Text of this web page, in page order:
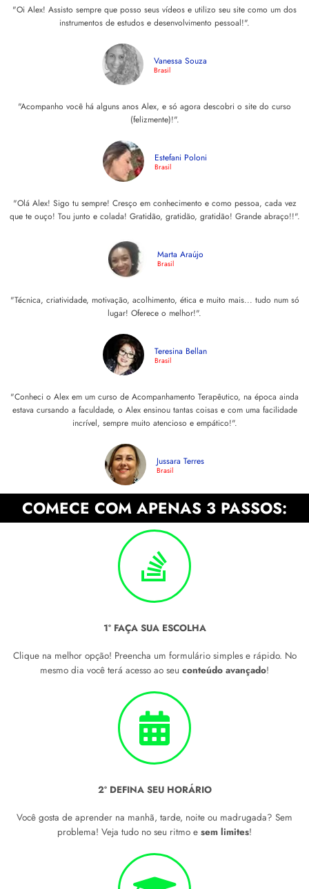
"Oi Alex! Assisto sempre que posso seus vídeos e utilizo seu site como um dos
instrumentos de estudos e desenvolvimento pessoal!".
Vanessa Souza
Brasil
"Acompanho você há alguns anos Alex, e só agora descobri o site do curso
(felizmente)!".
Estefani Poloni
Brasil
"Olá Alex! Sigo tu sempre! Cresço em conhecimento e como pessoa, cada vez
que te ouço! Tou junto e colada! Gratidão, gratidão, gratidão! Grande abraço! !".
Marta Araújo
Brasil
"Técnica, criatividade, motivação, acolhimento, ética e muito mais... tudo num só
lugar! Oferece o melhor!".
Teresina Bellan
Brasil
"Conheci o Alex em um curso de Acompanhamento Terapêutico, na época ainda
estava cursando a faculdade, o Alex ensinou tantas coisas e com uma facilidade
incrível, sempre muito atencioso e empático!".
Jussara Terres
Brasil
COMECE COM APENAS 3 PASSOS:
1º FAÇA SUA ESCOLHA
Clique na melhor opção! Preencha um formulário simples e rápido. No
mesmo dia você terá acesso ao seu conteúdo avançado!
2º DEFINA SEU HORÁRIO
Você gosta de aprender na manhã, tarde, noite ou madrugada? Sem
problema! Veja tudo no seu ritmo e sem limites!